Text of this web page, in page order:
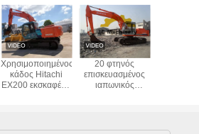
Χρησιμοποιημένος
κάδος Hitachi
EX200 εκσκαφέων
20 φτηνός
επισκευασμένος
ιαπωνικός
κατάλληλο για τα
με τον